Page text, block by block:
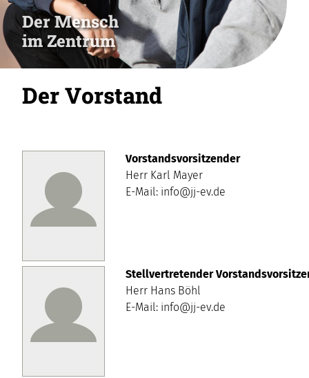
Der Mensch
im Zentrum
Der Vorstand
Vorstandsvorsitzender
Herr Karl Mayer
E-Mail: info@jj-ev.de
Stellvertretender
Herr Hans Böhl
E-Mail: info@jj-ev.de